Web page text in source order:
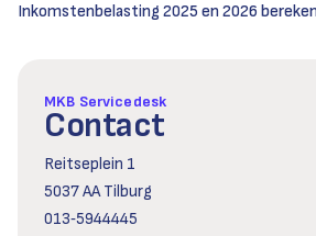
Inkomstenbelasting 2025 en 2026
MKB Servicedesk
Contact
Reitseplein 1
5037 AA Tilburg
013‑5944445